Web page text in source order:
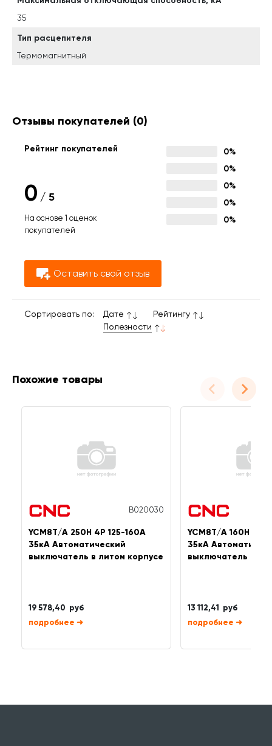
35
Тип расцепителя
Термомагнитный
Отзывы покупателей (0)
Рейтинг покупателей
0 / 5
На основе 1 оценок
покупателей
0%
0%
0%
0%
0%
Оставить свой отзыв
Сортировать по: Дате
Рейтингу
Полезности
Похожие товары
B020030
YCM8T/A 250H 4P 125-160A
35кА Автоматический
выключатель в литом корпусе
19 578,40 руб
➜
YCM8T/A 160H 4P
35кА
выключатель в
13 112,41 руб
➜